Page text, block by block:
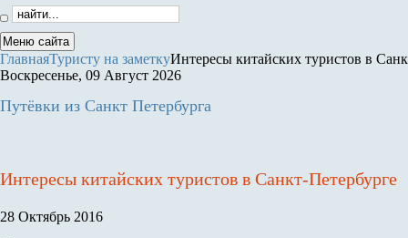
Меню сайта
ГлавнаяТуристу на заметкуИнтересы китайских туристов в
Воскресенье, 09 Август 2026
Путёвки из Санкт Петербурга
Интересы китайских туристов в Санкт-Петербурге
28 Октябрь 2016